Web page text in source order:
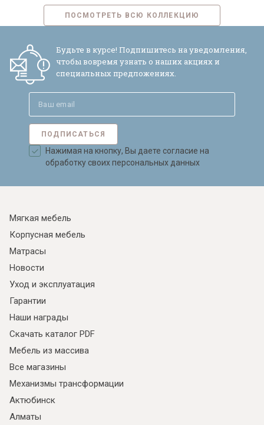
ПОСМОТРЕТЬ ВСЮ КОЛЛЕКЦИЮ
Будьте в курсе! Подпишитесь на уведомления,
чтобы вовремя узнать о наших акциях и
специальных предложениях.
ПОДПИСАТЬСЯ
Нажимая на кнопку, Вы даете согласие на
обработку своих персональных данных
Мягкая мебель
Корпусная мебель
Матрасы
Новости
Уход и эксплуатация
Гарантии
Наши награды
Скачать каталог PDF
Мебель из массива
Все магазины
Механизмы трансформации
Актюбинск
Алматы